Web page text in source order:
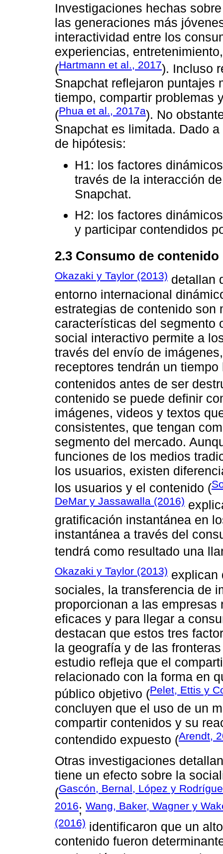
Investigaciones hechas
las generaciones más
interactividad entre los
experiencias,
(Hartmann et al., 2017). Incluso
Snapchat reflejaron puntajes
tiempo, compartir problemas
(Phua et al., 2017a). No
Snapchat es limitada. Dado
de hipótesis:
H1: los factores
través de la interacción
Snapchat.
H2: los factores
y participar contendidos
2.3 Consumo de contenido
Okazaki y Taylor (2013) detallan
entorno internacional
estrategias de contenido son
características del segmento
social interactivo permite a
través del envío de
receptores tendrán un
contenidos antes de ser
contenido se puede definir
imágenes, videos y textos
consistentes, que tengan
segmento del mercado.
funciones de los medios
los usuarios, existen
los usuarios y el contenido (
DeMar y Jassawalla (2016)
gratificación instantánea en
instantánea a través del
tendrá como resultado una
Okazaki y Taylor (2013) explican
sociales, la transferencia de
proporcionan a las
eficaces y para llegar a
destacan que estos tres
la geografía y de las
estudio refleja que el
relacionado con la forma en
público objetivo (Pelet, Ettis y
concluyen que el uso de un
compartir contenidos y su
contendido expuesto (Arendt,
Otras investigaciones
tiene un efecto sobre la
(Gascón, Bernal, López y
2016; Wang, Baker, Wagner y
(2016) identificaron que un
contenido fueron